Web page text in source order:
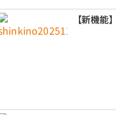
【新機